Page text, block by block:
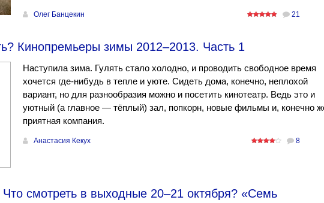
Олег Банцекин 21
Кинопремьеры зимы 2012–2013. Часть 1
Наступила зима. Гулять стало холодно, и проводить свободное время
хочется где-нибудь в тепле и уюте. Сидеть дома, конечно, неплохой
вариант, но для разнообразия можно и посетить кинотеатр. Ведь это и
уютный (а главное — тёплый) зал, попкорн, новые фильмы и, конечно
приятная компания.
Анастасия Кекух 8
смотреть в выходные 20–21 октября? «Семь